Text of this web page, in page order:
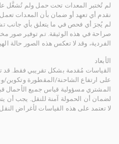
لم تُختبر المعدات تحت حمل ولم تُشغَّل
نقدم أي تعهد أو ضمان بأن المعدات
لم يُجرَ أي فحص في ما يتعلق بأي جانب
صراحة في هذه الوثيقة. تم توفير صور
الفردية، وقد لا تعكس هذه الصور حالة
الأبعاد
القياسات مُقدمة بشكل تقريبي فقط. قد
على ارتفاع الشاحنة/المقطورة وتكوين/
المشتري مسؤولية قياس جميع الأحمال
لضمان أن الحمولة آمنة للنقل. يجب أن
لا تعتمد على هذه القياسات لأغراض النقل.